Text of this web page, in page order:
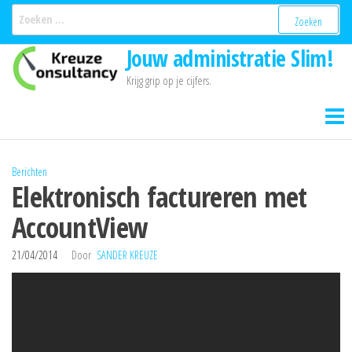
Ga
naar
inhoud
Jouw administratie Slim!
Krijg grip op je cijfers.
Berichten
Elektronisch factureren met
AccountView
21/04/2014 Door SANDER KREUZE